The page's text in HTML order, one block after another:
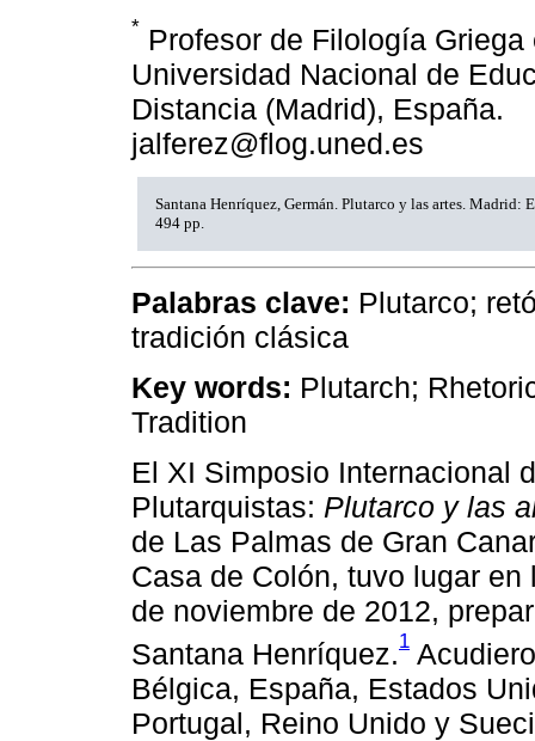
* Profesor de Filología Griega
Universidad Nacional de
Distancia (Madrid), España.
jalferez@flog.uned.es
Santana Henríquez, Germán. Plutarco y las artes. Madrid:
494 pp.
Palabras clave: Plutarco;
tradición clásica
Key words: Plutarch;
Tradition
El XI Simposio Internacional
Plutarquistas: Plutarco y las
de Las Palmas de Gran
Casa de Colón, tuvo lugar
de noviembre de 2012,
Santana Henríquez.1
Bélgica, España, Estados
Portugal, Reino Unido y